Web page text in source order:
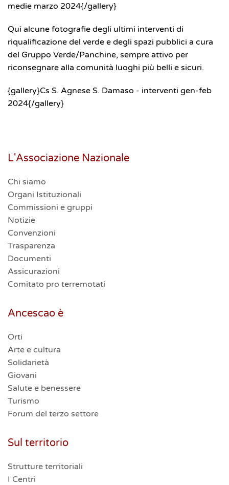
medie marzo 2024{/gallery}
Qui alcune fotografie degli ultimi interventi di
riqualificazione del verde e degli spazi pubblici a cura
del Gruppo Verde/Panchine, sempre attivo per
riconsegnare alla comunità luoghi più belli e sicuri.
{gallery}Cs S. Agnese S. Damaso - interventi gen-feb
2024{/gallery}
L'Associazione Nazionale
Chi siamo
Organi Istituzionali
Commissioni e gruppi
Notizie
Convenzioni
Trasparenza
Documenti
Assicurazioni
Comitato pro terremotati
Ancescao è
Orti
Arte e cultura
Solidarietà
Giovani
Salute e benessere
Turismo
Forum del terzo settore
Sul territorio
Strutture territoriali
I Centri